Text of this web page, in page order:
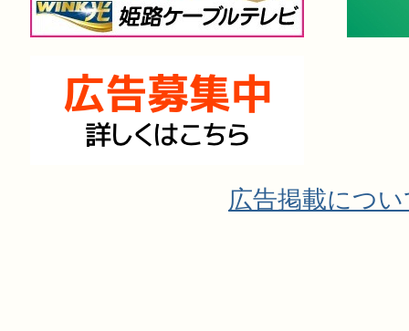
広告掲載につ